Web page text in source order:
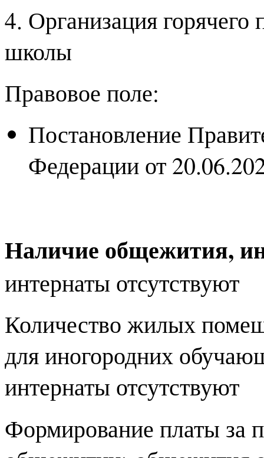
4. Организация горячего
школы
Правовое поле:
Постановление
Федерации от
Наличие общежития,
интернаты отсутствуют
Количество жилых
для иногородних
интернаты отсутствуют
Формирование платы за